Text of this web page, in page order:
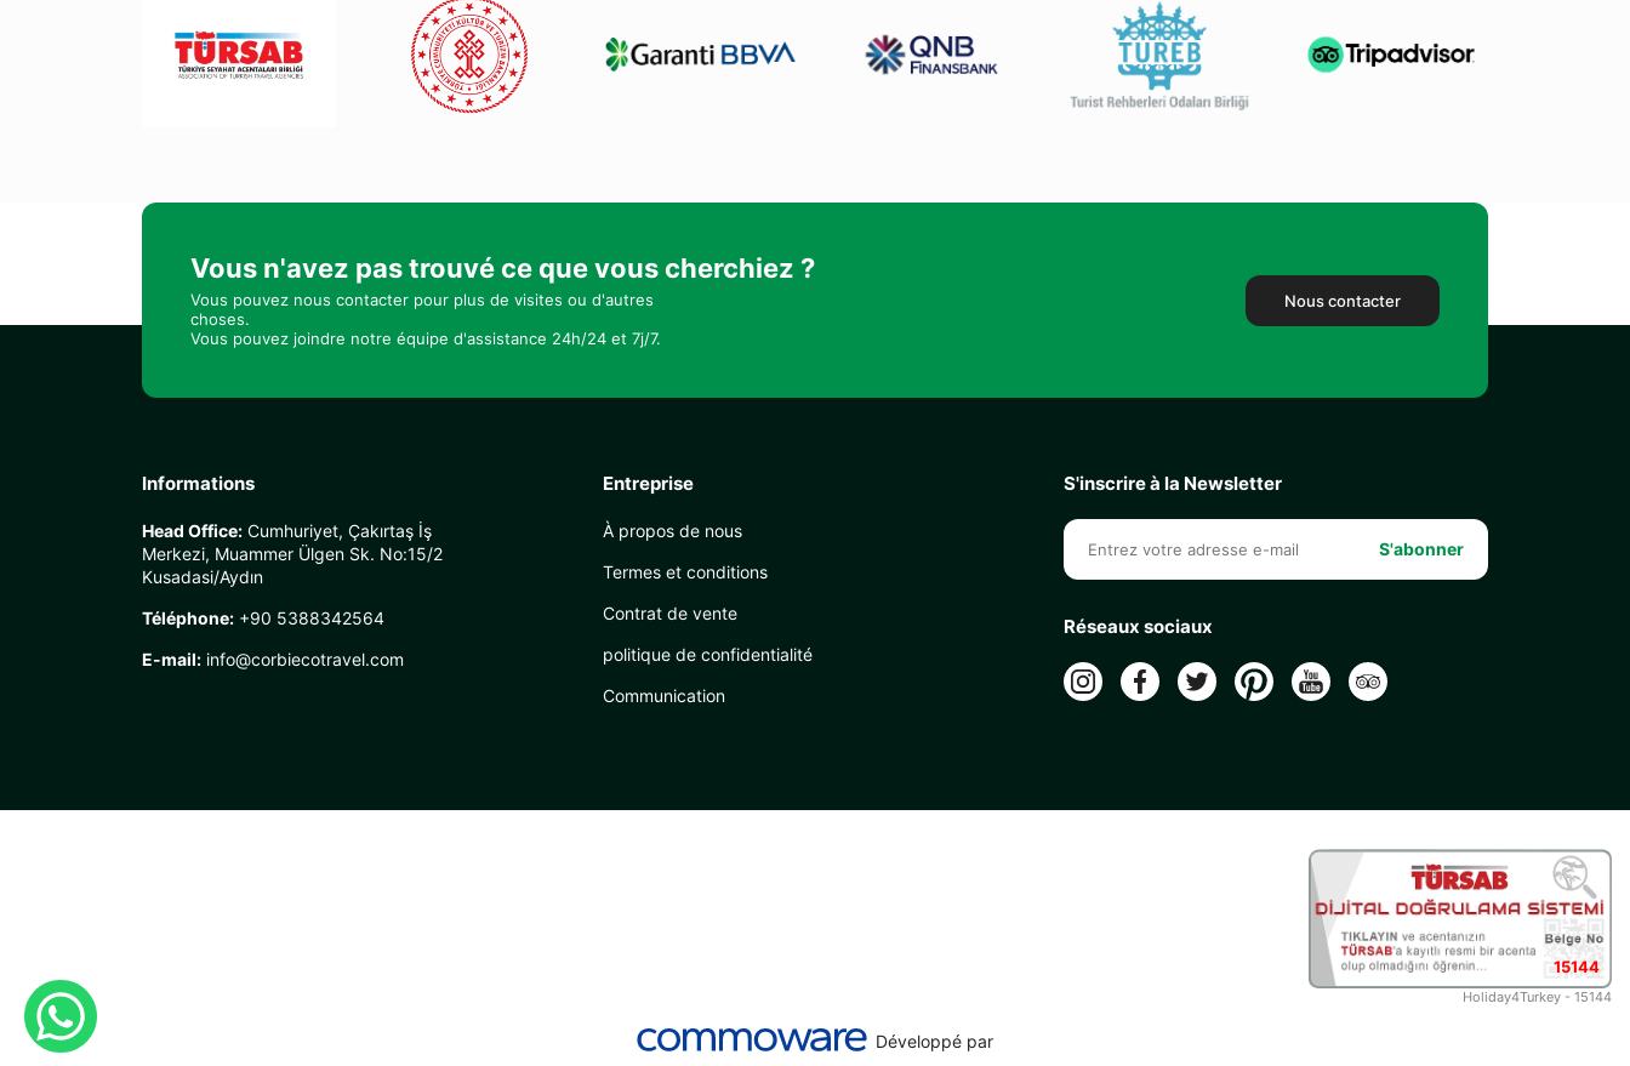
Vous n'avez pas trouvé ce que vous cherchiez ?
Vous pouvez nous contacter pour plus de visites ou d'autres
choses.
Vous pouvez joindre notre équipe d'assistance 24h/24 et 7j/7.
Nous contacter
Informations
Head Office: Cumhuriyet, Çakırtaş İş
Merkezi, Muammer Ülgen Sk. No:15/2
Kusadasi/Aydın
Téléphone: +90 5388342564
E-mail: info@corbiecotravel.com
Entreprise
À propos de nous
Termes et conditions
Contrat de vente
politique de confidentialité
Communication
S'inscrire à la Newsletter
S'abonner
Réseaux sociaux
15144
Holiday4Turkey - 15144
Développé par